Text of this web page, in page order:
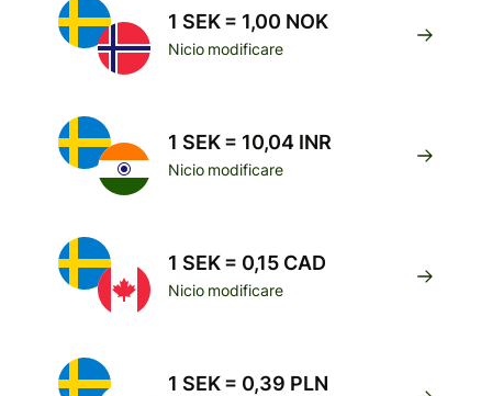
1 SEK = 1,00 NOK
Nicio modificare
1 SEK = 10,04 INR
Nicio modificare
1 SEK = 0,15 CAD
Nicio modificare
1 SEK = 0,39 PLN